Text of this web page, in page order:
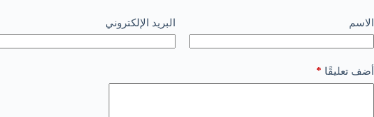
الاسم البريد الإلكتروني
أضف تعليقًا *